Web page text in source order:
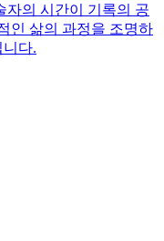
자의 시간이 기록의 공
인 삶의 과정을 조명하
다.